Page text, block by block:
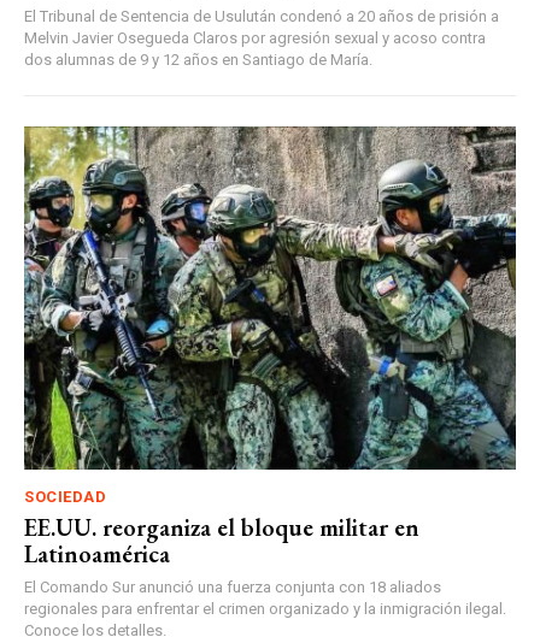
El Tribunal de Sentencia de Usulután condenó a 20 años de prisión a
Melvin Javier Osegueda Claros por agresión sexual y acoso contra
dos alumnas de 9 y 12 años en Santiago de María.
SOCIEDAD
EE.UU. reorganiza el bloque militar en
Latinoamérica
El Comando Sur anunció una fuerza conjunta con 18 aliados
regionales para enfrentar el crimen organizado y la inmigración ilegal.
Conoce los detalles.